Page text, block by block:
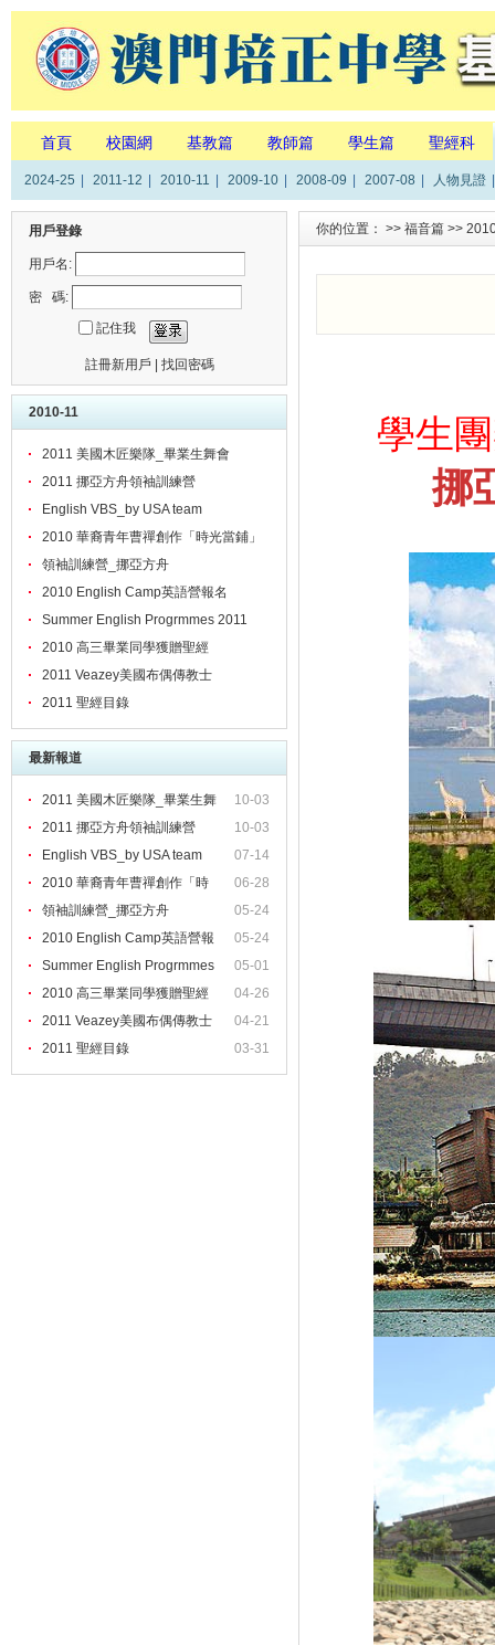
首頁 校園網 基教篇 教師篇 學生篇 聖經科
2024-25 2011-12 2010-11 2009-10 2008-09 2007-08 人物見證
用戶登錄
用戶名:
密 碼:
記住我
註冊新用戶 找回密碼
2010-11
2011 美國木匠樂隊_畢業生舞會
2011 挪亞方舟領袖訓練營
English VBS_by USA team
2010 華裔青年曹禪創作「時光當鋪」
領袖訓練營_挪亞方舟
2010 English Camp英語營報名
Summer English Progrmmes 2011
2010 高三畢業同學獲贈聖經
2011 Veazey美國布偶傳教士
2011 聖經目錄
最新報道
10-03
2011 美國木匠樂隊_畢業生舞
10-03
2011 挪亞方舟領袖訓練營
07-14
English VBS_by USA team
06-28
2010 華裔青年曹禪創作「時
05-24
領袖訓練營_挪亞方舟
05-24
2010 English Camp英語營報
05-01
Summer English Progrmmes
2
04-26
2010 高三畢業同學獲贈聖經
04-21
2011 Veazey美國布偶傳教士
03-31
2011 聖經目錄
你的位置： >> 福音篇 >>
學生
挪